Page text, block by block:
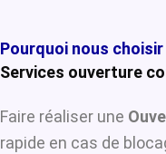
Pourquoi nous choisir
Services ouverture
Faire réaliser une
rapide en cas de